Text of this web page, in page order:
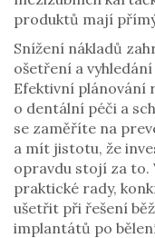
produktů mají
Snížení nákladů
ošetření a
Efektivní plánování
o dentální péči a
se zaměříte na
a mít jistotu, že
opravdu stojí za to.
praktické rady,
ušetřit při řešení
implantátů po